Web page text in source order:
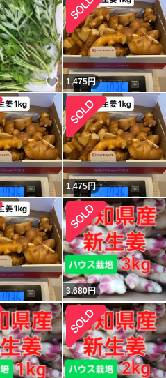
いいね！
1,475円
1,475円
3,680円